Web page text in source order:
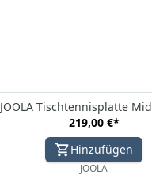
JOOLA Tischtennisplatte
219,00 €*
Hinzufügen
JOOLA